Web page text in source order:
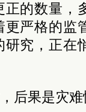
的数量，
严格的监
究，正在
后果是灾